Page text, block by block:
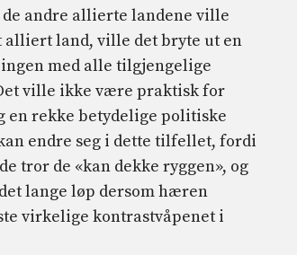
andre allierte landene ville
alliert land, ville det bryte ut en
med alle tilgjengelige
ville ikke være praktisk for
en rekke betydelige politiske
endre seg i dette tilfellet, fordi
tror de «kan dekke ryggen», og
lange løp dersom hæren
virkelige kontrastvåpenet i